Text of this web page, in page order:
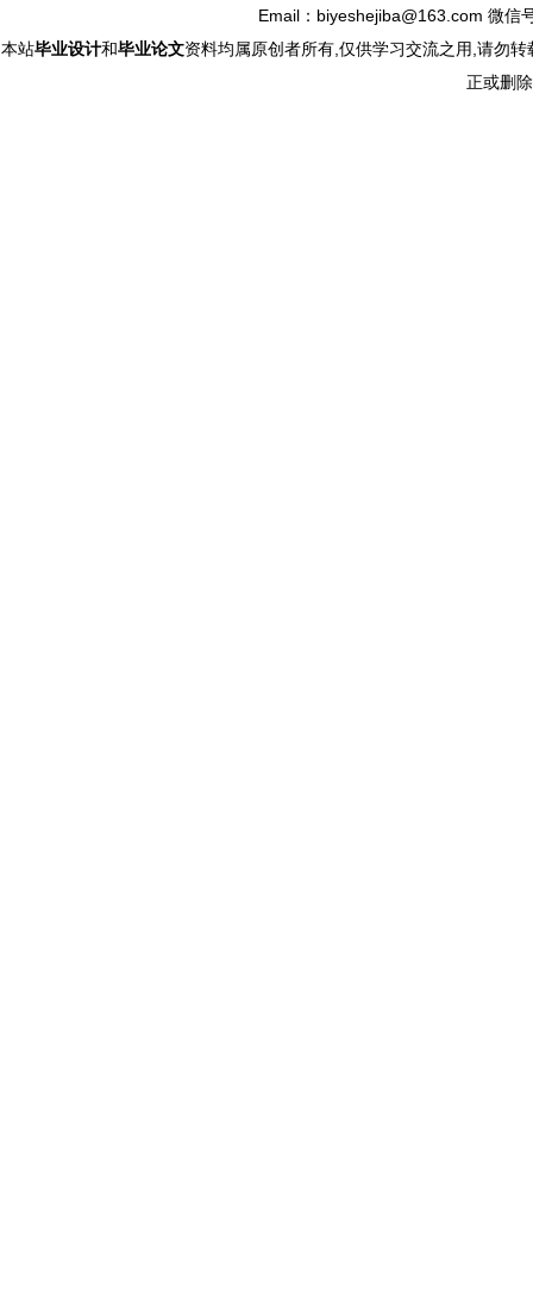
Email：biyeshejiba@163.com 微
本站毕业设计和毕业论文资料均属原创者所有,仅供学习交流之用,请勿
正或删